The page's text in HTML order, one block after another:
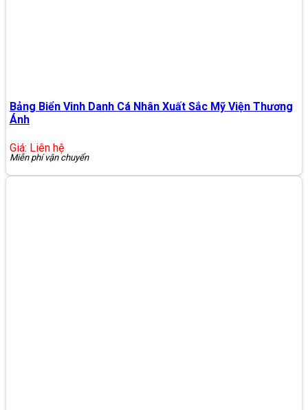
Bảng Biển Vinh Danh Cá Nhân Xuất Sắc Mỹ Viện Thương
Ánh
Giá: Liên hệ
Miễn phí vận chuyển